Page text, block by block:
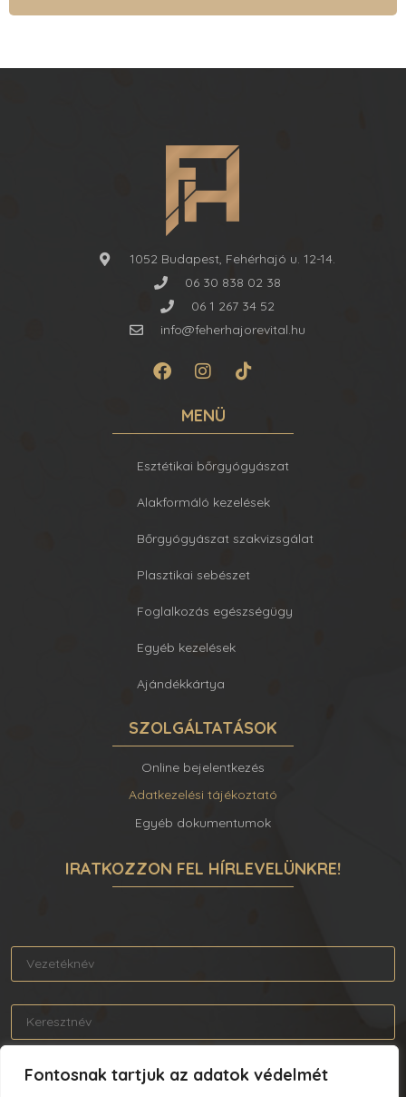
Fontosnak tartjuk az adatok védelmét
1052 Budapest, Fehérhajó u. 12-14.
06 30 838 02 38
06 1 267 34 52
info@feherhajorevital.hu
MENÜ
Esztétikai bőrgyógyászat
Alakformáló kezelések
Bőrgyógyászat szakvizsgálat
Plasztikai sebészet
Foglalkozás egészségügy
Egyéb kezelések
Ajándékkártya
SZOLGÁLTATÁSOK
Online bejelentkezés
Adatkezelési tájékoztató
Egyéb dokumentumok
IRATKOZZON FEL HÍRLEVELÜNKRE!